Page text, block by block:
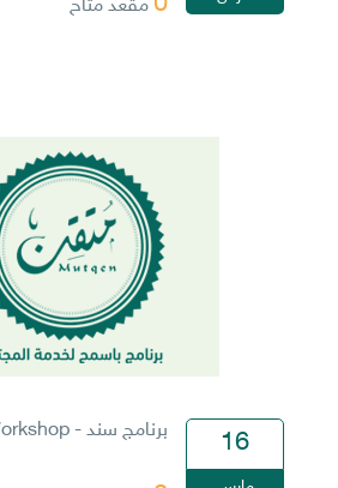
مقعد متاح
16 برنامج سند - Online Workshop